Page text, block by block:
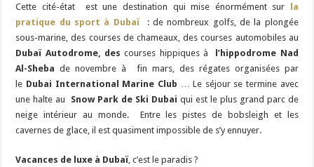
Cette cité-état est une destination qui mise énormément sur la
pratique du sport à Dubaï
: de nombreux golfs, de la plongée
sous-marine, des courses de chameaux, des courses automobiles au
Dubaï Autodrome, descourses hippiques à l’hippodrome Nad
Al-Shebade novembre à fin mars, des régates organisées par
le Dubai International Marine Club … Le séjour se termine avec
une halte au Snow Park de Ski Dubai qui est le plus grand parc de
neige intérieur au monde. Entre les pistes de bobsleigh et les
cavernes de glace, il est quasiment impossible de s’y ennuyer.
Vacances de luxe à Dubaï , c’est le paradis ?